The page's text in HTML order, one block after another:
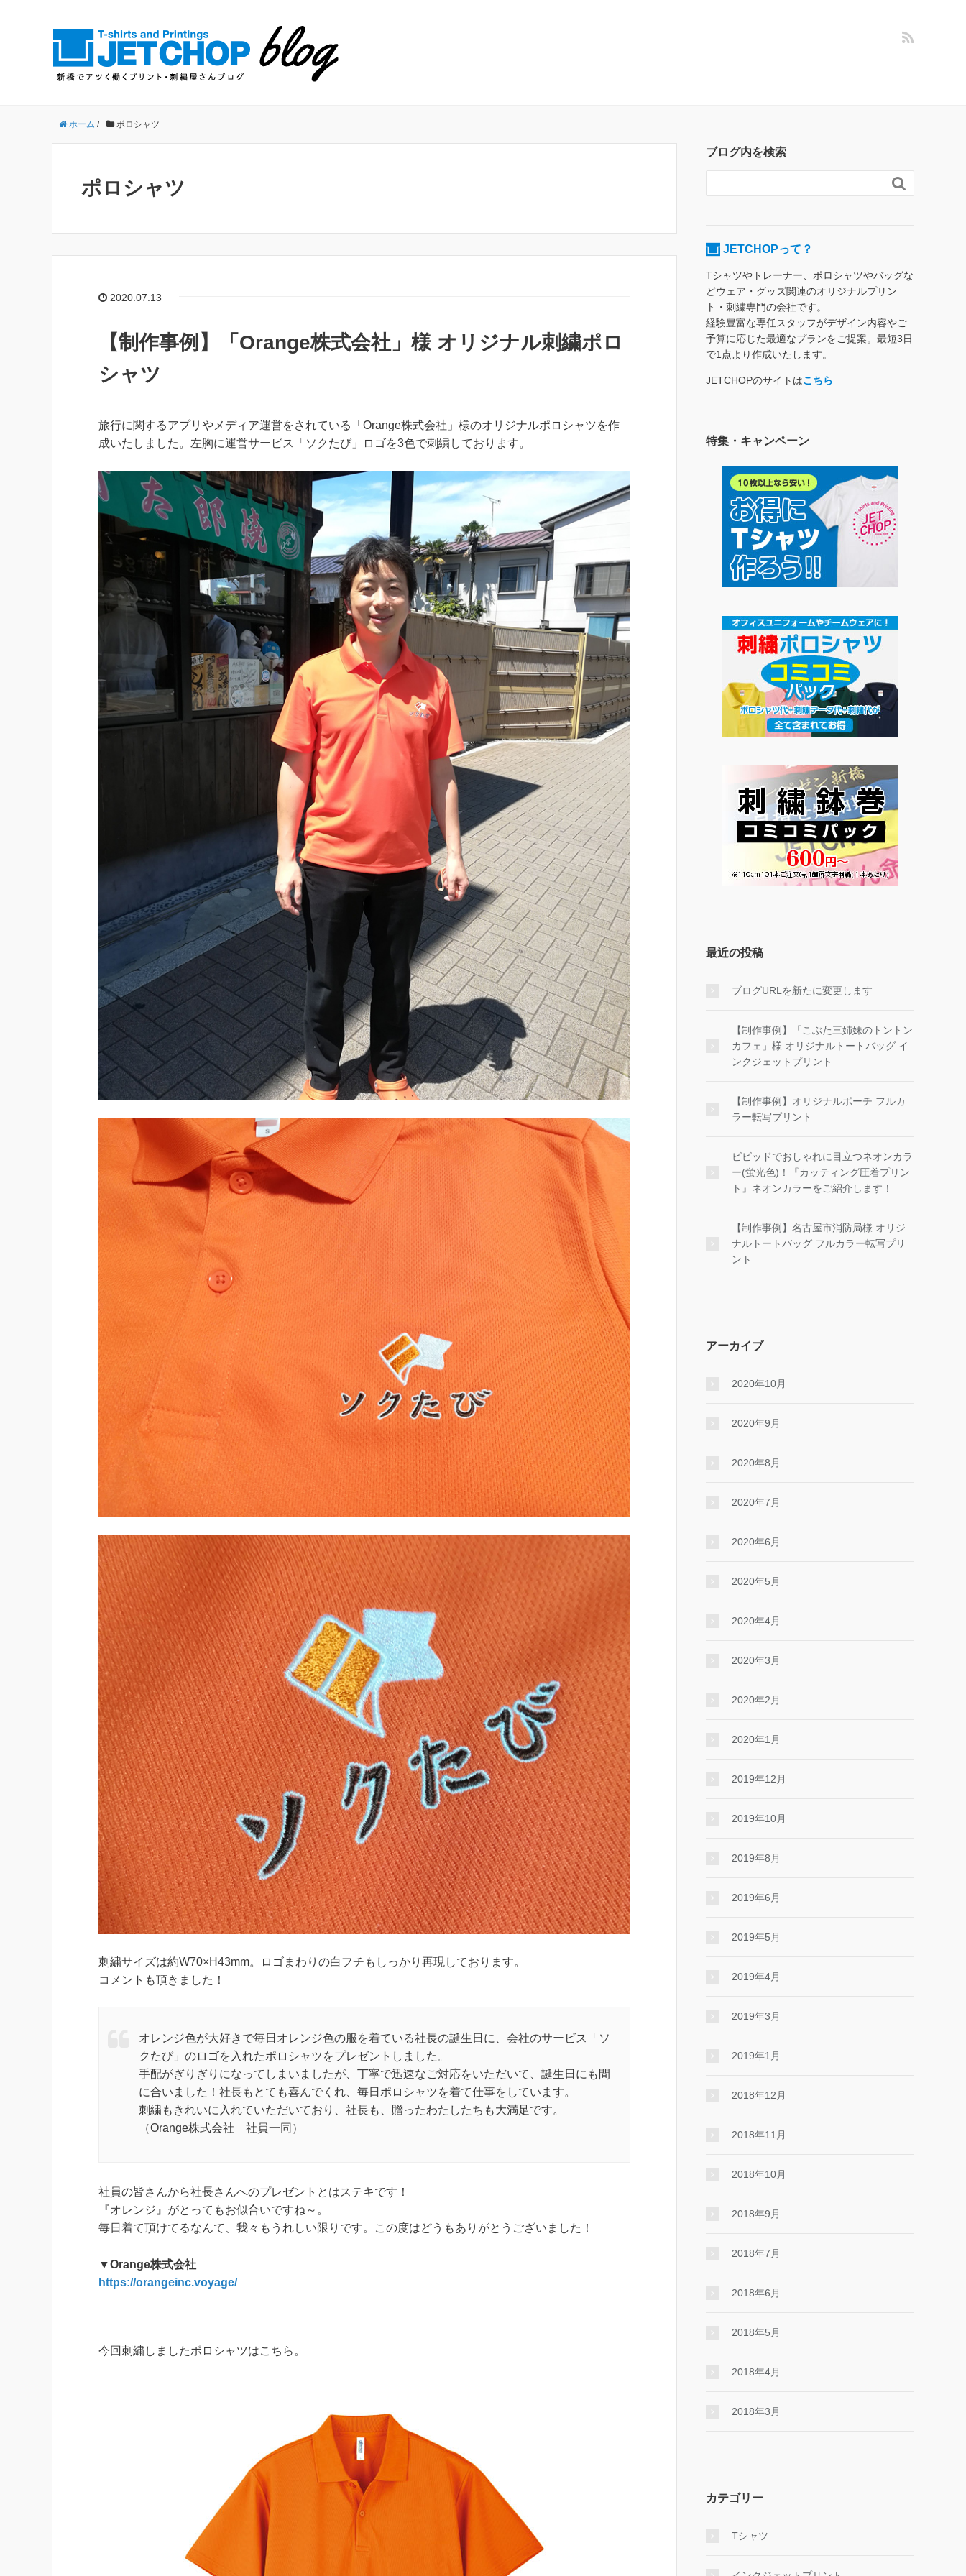
ホーム / ポロシャツ
ポロシャツ
2020.07.13
【制作事例】「Orange株式会社」様 オリジナル刺繍ポロ
シャツ
旅行に関するアプリやメディア運営をされている「Orange株式会社」様のオリジナルポロシャツを作
成いたしました。左胸に運営サービス「ソクたび」ロゴを3色で刺繍しております。
刺繍サイズは約W70×H43mm。ロゴまわりの白フチもしっかり再現しております。
コメントも頂きました！
オレンジ色が大好きで毎日オレンジ色の服を着ている社長の誕生日に、会社のサービス「ソ
クたび」のロゴを入れたポロシャツをプレゼントしました。
手配がぎりぎりになってしまいましたが、丁寧で迅速なご対応をいただいて、誕生日にも間
に合いました！社長もとても喜んでくれ、毎日ポロシャツを着て仕事をしています。
刺繍もきれいに入れていただいており、社長も、贈ったわたしたちも大満足です。
（Orange株式会社 社員一同）
社員の皆さんから社長さんへのプレゼントとはステキです！
『オレンジ』がとってもお似合いですね～。
毎日着て頂けてるなんて、我々もうれしい限りです。この度はどうもありがとうございました！
▼Orange株式会社
https://orangeinc.voyage/
今回刺繍しましたポロシャツはこちら。
ブログ内を検索

JETCHOPって？
Tシャツやトレーナー、ポロシャツやバッグな
どウェア・グッズ関連のオリジナルプリン
ト・刺繍専門の会社です。
経験豊富な専任スタッフがデザイン内容やご
予算に応じた最適なプランをご提案。最短3日
で1点より作成いたします。
JETCHOPのサイトはこちら
特集・キャンペーン
最近の投稿
ブログURLを新たに変更します
【制作事例】「こぶた三姉妹のトントン
カフェ」様 オリジナルトートバッグ イ
ンクジェットプリント
【制作事例】オリジナルポーチ フルカ
ラー転写プリント
ビビッドでおしゃれに目立つネオンカラ
ー(蛍光色)！『カッティング圧着プリン
ト』ネオンカラーをご紹介します！
【制作事例】名古屋市消防局様 オリジ
ナルトートバッグ フルカラー転写プリ
ント
アーカイブ
2020年10月
2020年9月
2020年8月
2020年7月
2020年6月
2020年5月
2020年4月
2020年3月
2020年2月
2020年1月
2019年12月
2019年10月
2019年8月
2019年6月
2019年5月
2019年4月
2019年3月
2019年1月
2018年12月
2018年11月
2018年10月
2018年9月
2018年7月
2018年6月
2018年5月
2018年4月
2018年3月
カテゴリー
Tシャツ